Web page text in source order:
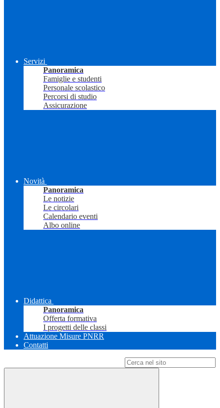
Servizi
Panoramica
Famiglie e studenti
Personale scolastico
Percorsi di studio
Assicurazione
Novità
Panoramica
Le notizie
Le circolari
Calendario eventi
Albo online
Didattica
Panoramica
Offerta formativa
I progetti delle classi
Attuazione Misure PNRR
Contatti